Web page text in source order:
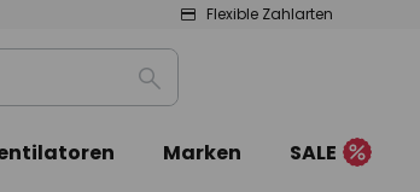
Flexible Zahlarten
Suche
Marken SALE